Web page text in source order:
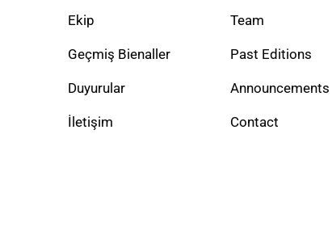
Ekip
Geçmiş Bienaller
Duyurular
İletişim
Team
Past Editions
Announcements
Contact